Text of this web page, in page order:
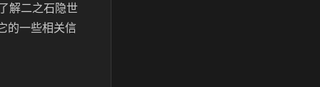
解二之石隐世
的一些相关信